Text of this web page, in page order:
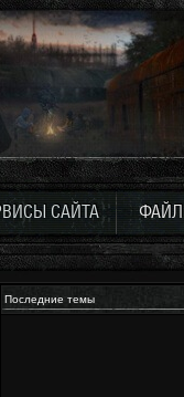
САЙТА
Последние темы